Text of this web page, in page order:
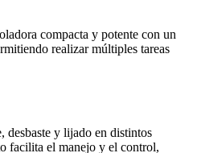
compacta y potente con un
realizar múltiples tareas
desbaste y lijado en distintos
facilita el manejo y el control,